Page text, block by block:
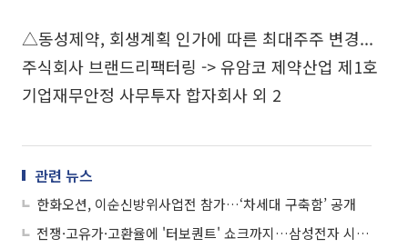
△동성제약, 회생계획 인가에 따른 최대주주 변경...
주식회사 브랜드리팩터링 -> 유암코 제약산업 제1호
기업재무안정 사무투자 합자회사 외 2
관련 뉴스
한화오션, 이순신방위사업전 참가…‘차세대 구축함’ 공개
전쟁·고유가·고환율에 '터보퀀트' 쇼크까지…삼성전자 시총 1000조원 붕괴